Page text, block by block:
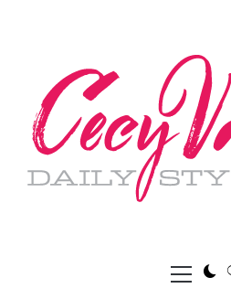
Menú
principal